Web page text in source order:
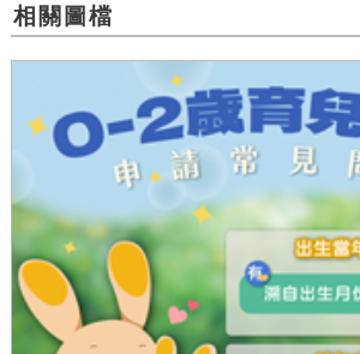
相關圖檔